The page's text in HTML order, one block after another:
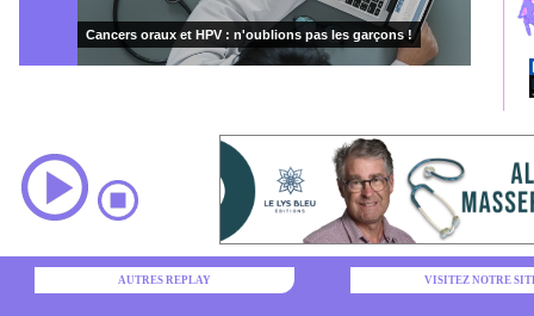
Cancers oraux et HPV : n'oublions pas les garçons !
AUTRES REPLAY VISITEZ NOTRE